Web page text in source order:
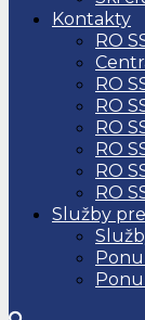
Kontakty
RO
RO
RO
RO
RO
RO
RO
Služby